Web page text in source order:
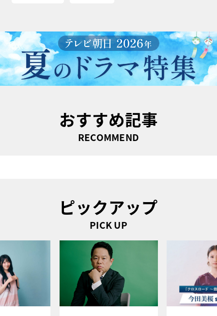
おすすめ記事
RECOMMEND
ピックアップ
PICK UP